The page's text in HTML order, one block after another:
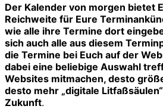
Der Kalender von morgen bietet
Reichweite für Eure
wie alle ihre Termine dort
sich auch alle aus diesem
die Termine bei Euch auf der
dabei eine beliebige Auswahl
Websites mitmachen, desto
desto mehr „digitale
Zukunft.